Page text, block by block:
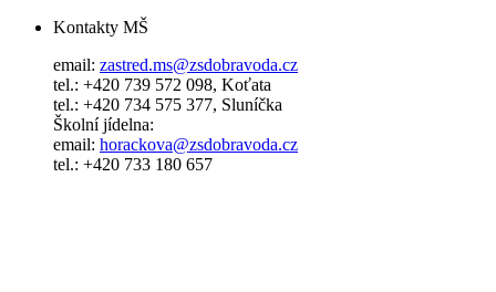
Kontakty MŠ
email: zastred.ms@zsdobravoda.cz
tel.: +420 739 572 098, Koťata
tel.: +420 734 575 377, Sluníčka
Školní jídelna:
email: horackova@zsdobravoda.cz
tel.: +420 733 180 657